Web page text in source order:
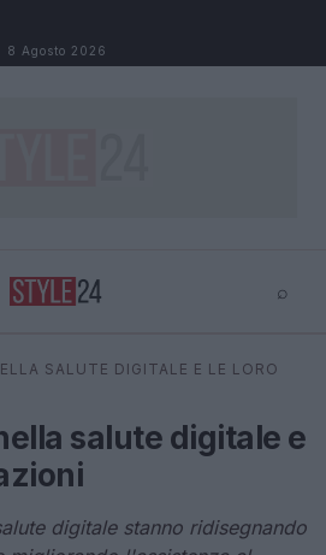
8 Agosto 2026
⌕
⌕
SALUTE DIGITALE E LE LORO
salute digitale e
digitale stanno ridisegnando